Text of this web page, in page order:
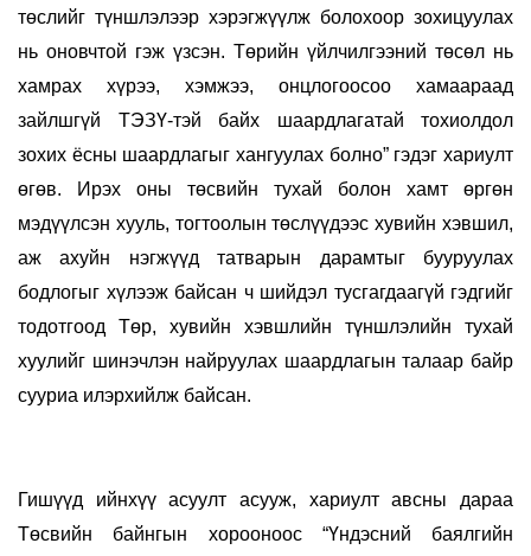
төслийг түншлэлээр хэрэгжүүлж болохоор зохицуулах
нь оновчтой гэж үзсэн. Төрийн үйлчилгээний төсөл нь
хамрах хүрээ, хэмжээ, онцлогоосоо хамаараад
зайлшгүй ТЭЗҮ-тэй байх шаардлагатай тохиолдол
зохих ёсны шаардлагыг хангуулах болно” гэдэг хариулт
өгөв. Ирэх оны төсвийн тухай болон хамт өргөн
мэдүүлсэн хууль, тогтоолын төслүүдээс хувийн хэвшил,
аж ахуйн нэгжүүд татварын дарамтыг бууруулах
бодлогыг хүлээж байсан ч шийдэл тусгагдаагүй гэдгийг
тодотгоод Төр, хувийн хэвшлийн түншлэлийн тухай
хуулийг шинэчлэн найруулах шаардлагын талаар байр
сууриа илэрхийлж байсан.
Гишүүд ийнхүү асуулт асууж, хариулт авсны дараа
Төсвийн байнгын хорооноос “Үндэсний баялгийн